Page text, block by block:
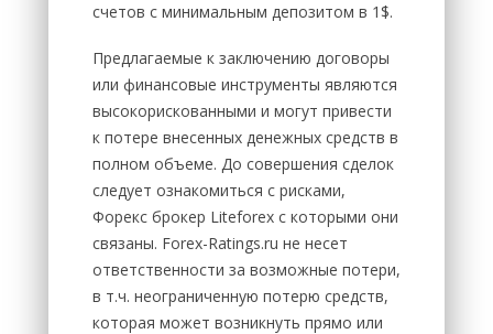
счетов с минимальным депозитом в 1$.
Предлагаемые к заключению договоры
или финансовые инструменты являются
высокорискованными и могут привести
к потере внесенных денежных средств в
полном объеме. До совершения сделок
следует ознакомиться с рисками,
Форекс брокер Liteforex с которыми они
связаны. Forex-Ratings.ru не несет
ответственности за возможные потери,
в т.ч. неограниченную потерю средств,
которая может возникнуть прямо или